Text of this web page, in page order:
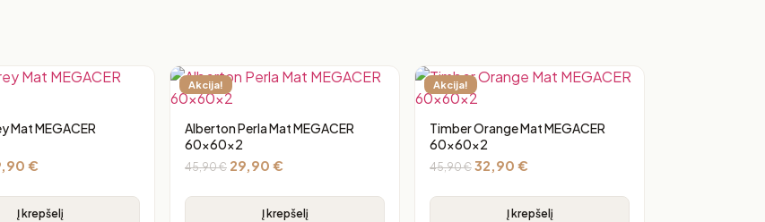
Mat MEGACER
€
Į krepšelį
Akcija!
Alberton Perla Mat MEGACER
60x60x2
45,90€ 29,90 €
Į krepšelį
Akcija!
Timber Orange Mat MEGACER
60x60x2
45,90€ 32,90 €
Į krepšelį